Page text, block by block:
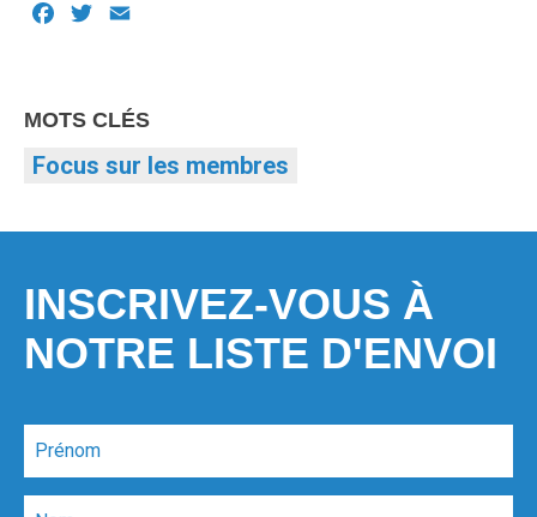
Facebook
Twitter
MOTS CLÉS
Focus sur les membres
INSCRIVEZ-VOUS À
NOTRE LISTE D'ENVOI